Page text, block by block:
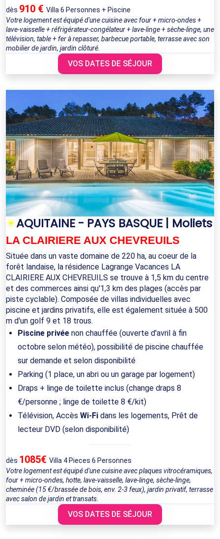
dès 910 € Villa 6 Personnes + Piscine
Votre logement est équipé d'une cuisine avec four + micro-ondes +
lave-vaisselle + réfrigérateur-congélateur + lave-linge + sèche-linge, une
télévision, table + fer à repasser, barbecue portable, terrasse avec son
mobilier de jardin, jardin clôturé.
VOS DATES DE SÉJOUR
☀AQUITAINE - PAYS BASQUE | Moliets
LA CLAIRIERE AUX CHEVREUILS
Située dans un vaste domaine de 220 ha, au coeur de la
forêt landaise, la résidence Lagrange Vacances LA
CLAIRIERE AUX CHEVREUILS se trouve à 1,5 km du centre
et des commerces ainsi qu'1,3 km des plages (accès par
piste cyclable). Composée de villas individuelles avec
piscine et jardins privatifs, elle est également située à 500
m d'un golf 9 et 18 trous.
Piscine privée non chauffée (ouverte d'avril à fin
octobre selon météo), possibilité de piscine chauffée
sur demande et selon disponibilité
Parking (1 place, un abri ou un garage par logement)
Draps + linge de toilette inclus (change draps 8
€/personne ; linge de toilette 8 €/kit)
Télévision, Accès Wi-Fi dans les logements, Prêt de
lecteur DVD (selon disponibilité)
dès 1085€ Villa 4 Pieces 6 Personnes
Votre logement est équipé d'une cuisine avec plaques vitrocéramiques,
four + micro-ondes, hotte, lave-vaisselle, lave-linge, sèche-linge,
cheminée (15 €/brassée de bois, env. 2-3 feux), jardin privatif, terrasse
avec salon de jardin et transats.
VOS DATES DE SÉJOUR